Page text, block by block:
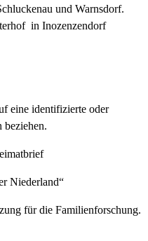
und Warnsdorf.
in Inozenzendorf
eine identifizierte oder
beziehen.
Niederland“
für die Familienforschung.